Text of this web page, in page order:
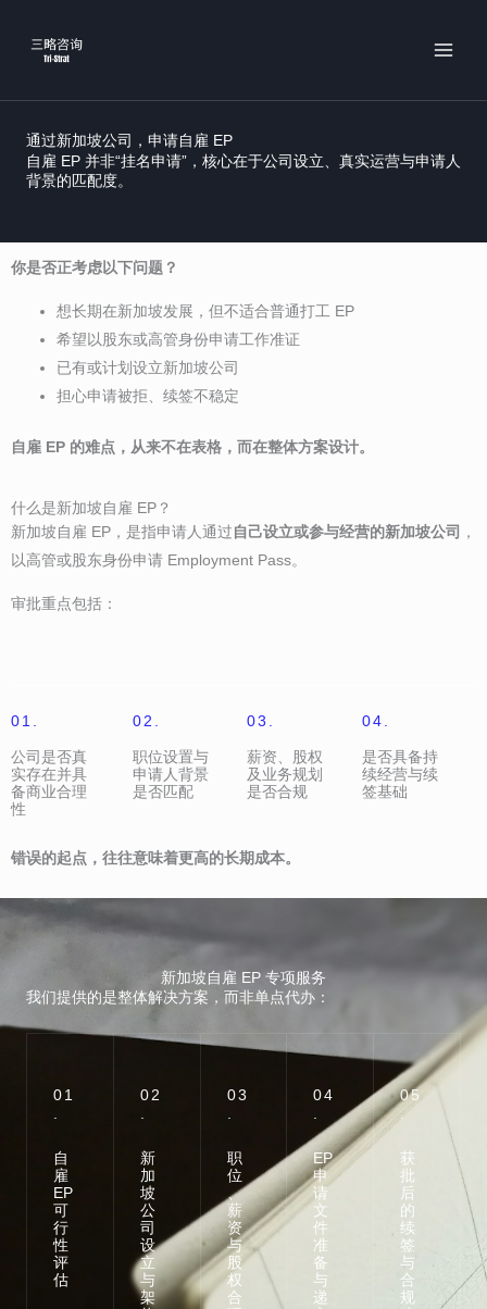
容
通过新加坡公司，申请自雇 EP
自雇 EP 并非“挂名申请”，核心在于公司设立、真实运营与申请人
背景的匹配度。
你是否正考虑以下问题？
想长期在新加坡发展，但不适合普通打工 EP
希望以股东或高管身份申请工作准证
已有或计划设立新加坡公司
担心申请被拒、续签不稳定
自雇 EP 的难点，从来不在表格，而在整体方案设计。
什么是新加坡自雇 EP？
新加坡自雇 EP，是指申请人通过自己设立或参与经营的新加坡公司 ，
以高管或股东身份申请 Employment Pass。
审批重点包括：
01.
公司是否真
实存在并具
备商业合理
性
02.
职位设置与
申请人背景
是否匹配
03.
薪资、股权
及业务规划
是否合规
04.
是否具备持
续经营与续
签基础
错误的起点，往往意味着更高的长期成本。
新加坡自雇 EP 专项服务
我们提供的是整体解决方案，而非单点代办：
01
自
雇
EP
可
行
性
评
估
02
新
加
坡
公
司
设
立
与
架
03
职
位
、
薪
资
与
股
权
合
04
EP
申
请
文
件
准
备
与
递
05
获
批
后
的
续
签
与
合
规